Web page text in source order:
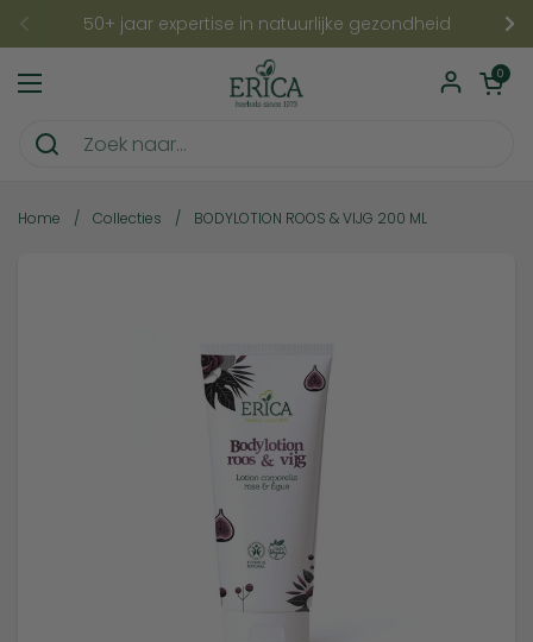
Ga naar content50+ jaar expertise in natuurlijke gezondheid
Menu openen
0
Home / Collecties / BODYLOTION ROOS & VIJG 200 ML